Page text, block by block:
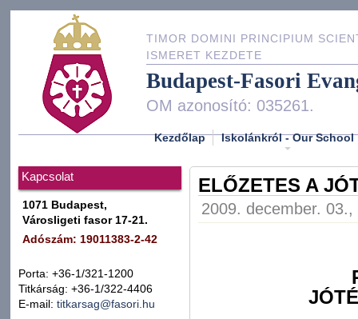
TIMOR DOMINI PRINCIPIUM
ISMERET KEZDETE
Budapest-Fasori
OM azonosító: 035261.
Kezdőlap Iskolánkról - Our School
Kapcsolat
1071 Budapest,
Városligeti fasor 17-21.
Adószám: 19011383-2-42
Porta: +36-1/321-1200
Titkárság: +36-1/322-4406
E-mail: titkarsag@fasori.hu
ELŐZETES A
2009. december.